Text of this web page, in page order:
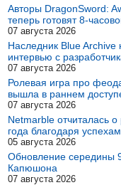
Авторы DragonSword:
теперь готовят 8-
07 августа 2026
Наследник Blue
интервью с
07 августа 2026
Ролевая игра про
вышла в раннем
07 августа 2026
Netmarble отчиталась
года благодаря
05 августа 2026
Обновление середины
Капюшона
07 августа 2026